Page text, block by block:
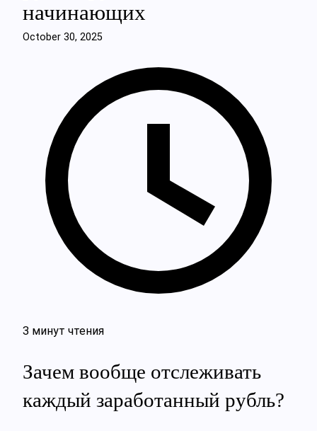
начинающих
October 30, 2025
3 минут чтения
Зачем вообще отслеживать
каждый заработанный рубль?